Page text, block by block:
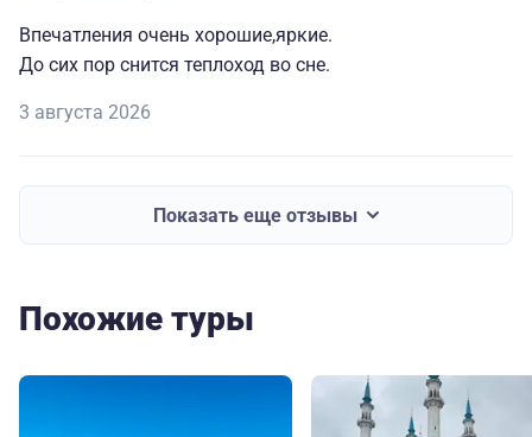
Впечатления очень хорошие,яркие.
До сих пор снится теплоход во сне.
3 августа 2026
Показать еще отзывы
Похожие туры